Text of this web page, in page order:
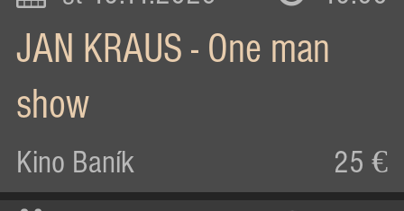
JAN KRAUS - One man
show
Kino Baník 25 €